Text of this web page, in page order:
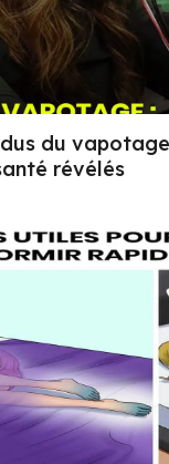
du
révélés